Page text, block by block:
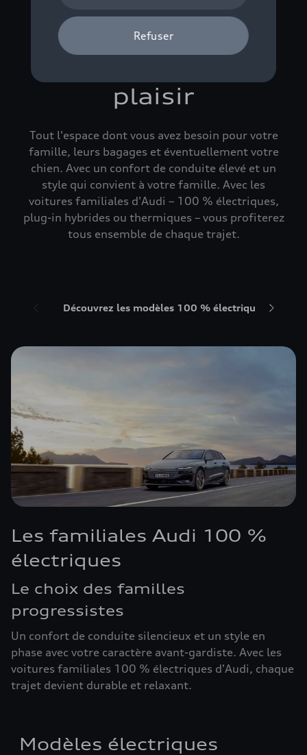
Chaque trajet
devient un
plaisir
Tout l'espace dont vous avez besoin pour votre
famille, leurs bagages et éventuellement votre
chien. Avec un confort de conduite élevé et un
style qui convient à votre famille. Avec les
voitures familiales d'Audi – 100 % électriques,
plug-in hybrides ou thermiques – vous profiterez
tous ensemble de chaque trajet.
Découvrez les modèles 100 % électriques
Les familiales Audi 100 %
électriques
Le choix des familles
progressistes
Un confort de conduite silencieux et un style en
phase avec votre caractère avant-gardiste. Avec les
voitures familiales 100 % électriques d'Audi, chaque
trajet devient durable et relaxant.
Modèles électriques